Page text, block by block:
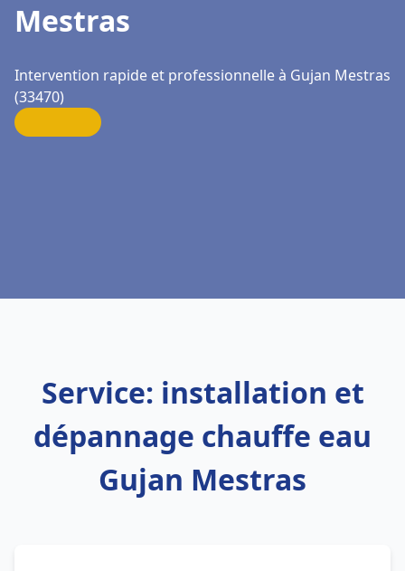
Mestras
Intervention rapide et professionnelle à Gujan Mestras
(33470)
Service: installation et
dépannage chauffe eau
Gujan Mestras